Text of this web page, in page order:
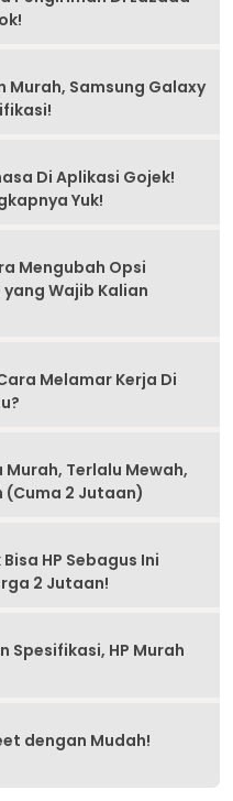
Murah, Samsung Galaxy
Di Aplikasi Gojek!
Yuk!
Mengubah Opsi
Wajib Kalian
Melamar Kerja Di
Terlalu Mewah,
(Cuma 2 Jutaan)
HP Sebagus Ini
2 Jutaan!
Spesifikasi, HP Murah
dengan Mudah!